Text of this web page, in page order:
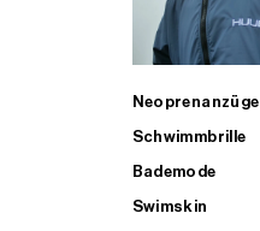
Neoprenanzüge
Schwimmbrille
Bademode
Swimskin